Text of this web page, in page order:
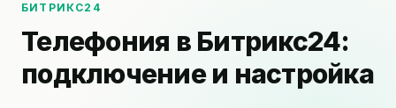
БИТРИКС24
Телефония в Битрикс24:
подключение и настройка